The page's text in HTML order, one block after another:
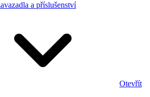
a příslušenství
Otevřít